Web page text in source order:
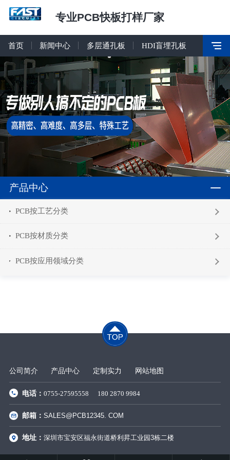
专业PCB快板打样厂家
首页 新闻中心 多层通孔板 HDI盲埋孔板
产品中心
PCB按工艺分类
PCB按材质分类
PCB按应用领域分类
公司简介 产品中心 定制实力 网站地图
电话：0755-27595558 180 2870 9984
邮箱：SALES@PCB12345. COM
地址：深圳市宝安区福永街道桥利昇工业园3栋二楼